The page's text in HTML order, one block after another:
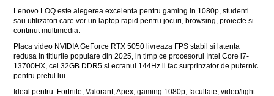
Lenovo LOQ este alegerea excelenta pentru gaming in 1080p, studenti
sau utilizatori care vor un laptop rapid pentru jocuri, browsing, proiecte si
continut multimedia.
Placa video NVIDIA GeForce RTX 5050 livreaza FPS stabil si latenta
redusa in titlurile populare din 2025, in timp ce procesorul Intel Core i7-
13700HX, cei 32GB DDR5 si ecranul 144Hz il fac surprinzator de puternic
pentru pretul lui.
Ideal pentru: Fortnite, Valorant, Apex, gaming 1080p, facultate, video/light